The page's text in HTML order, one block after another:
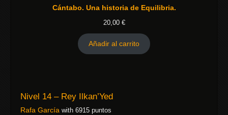
Cántabo. Una historia de Equilibria.
20,00 €
Añadir al carrito
Nivel 14 – Rey Ilkan’Yed
Rafa García with 6915 puntos